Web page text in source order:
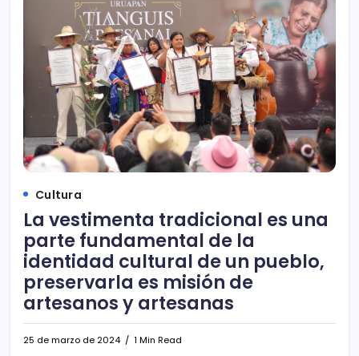
Cultura
La vestimenta tradicional es una
parte fundamental de la
identidad cultural de un pueblo,
preservarla es misión de
artesanos y artesanas
25 de marzo de 2024 1 Min Read